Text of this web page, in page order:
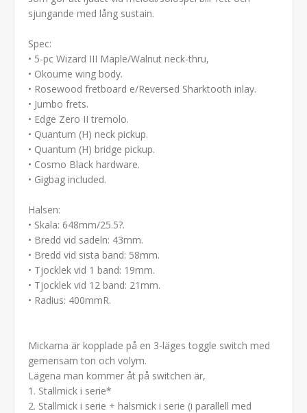
sjungande med lång sustain.
Spec:
• 5-pc Wizard III Maple/Walnut neck-thru,
• Okoume wing body.
• Rosewood fretboard e/Reversed Sharktooth inlay.
• Jumbo frets.
• Edge Zero II tremolo.
• Quantum (H) neck pickup.
• Quantum (H) bridge pickup.
• Cosmo Black hardware.
• Gigbag included.
Halsen:
• Skala: 648mm/25.5?.
• Bredd vid sadeln: 43mm.
• Bredd vid sista band: 58mm.
• Tjocklek vid 1 band: 19mm.
• Tjocklek vid 12 band: 21mm.
• Radius: 400mmR.
Mickarna är kopplade på en 3-läges toggle switch med
gemensam ton och volym.
Lägena man kommer åt på switchen är,
1. Stallmick i serie*
2. Stallmick i serie + halsmick i serie (i parallell med